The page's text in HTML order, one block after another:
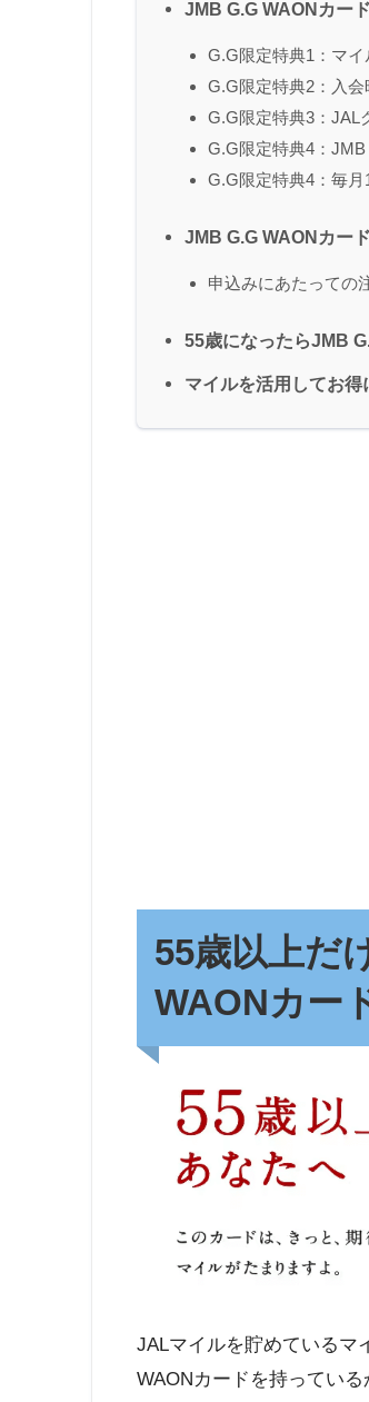
JMB G.G WAONカー
G.G限定特典1：マ
G.G限定特典2：入
G.G限定特典3：JAL
G.G限定特典4：
G.G限定特典4：毎
JMB G.G WAONカー
申込みにあたっての
55歳になったらJMB
マイルを活用してお得
55歳以上だ
WAONカー
JALマイルを貯めているマ
WAONカードを持ってい